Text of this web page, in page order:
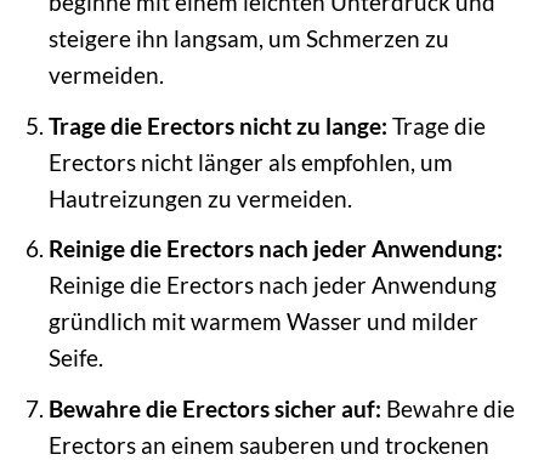
steigere ihn langsam, um Schmerzen zu
vermeiden.
Trage die Erectors nicht zu lange: Trage die
Erectors nicht länger als empfohlen, um
Hautreizungen zu vermeiden.
Reinige die Erectors nach jeder Anwendung:
Reinige die Erectors nach jeder Anwendung
gründlich mit warmem Wasser und milder
Seife.
Bewahre die Erectors sicher auf: Bewahre die
Erectors an einem sauberen und trockenen